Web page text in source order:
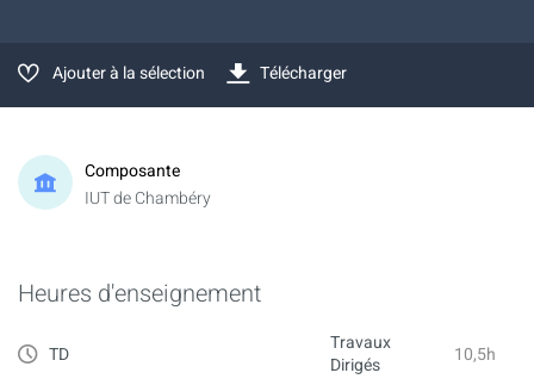
Ajouter à la sélection Télécharger
Composante
IUT de Chambéry
Heures d'enseignement
TD
Travaux
Dirigés
10,5h